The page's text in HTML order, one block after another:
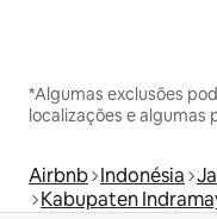
*Algumas exclusões
localizações e algumas
Airbnb Indonésia
Kabupaten